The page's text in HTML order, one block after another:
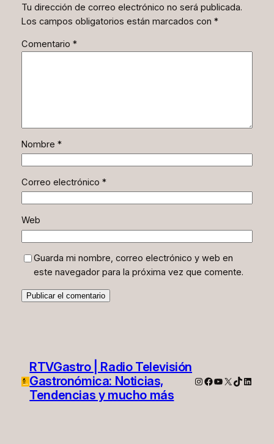
Tu dirección de correo electrónico no será publicada.
Los campos obligatorios están marcados con *
Comentario *
Nombre *
Correo electrónico *
Web
Guarda mi nombre, correo electrónico y web en
este navegador para la próxima vez que comente.
RTVGastro | Radio Televisión
Gastronómica: Noticias,
Tendencias y mucho más
Instagram
Facebook
YouTube
X TikTok